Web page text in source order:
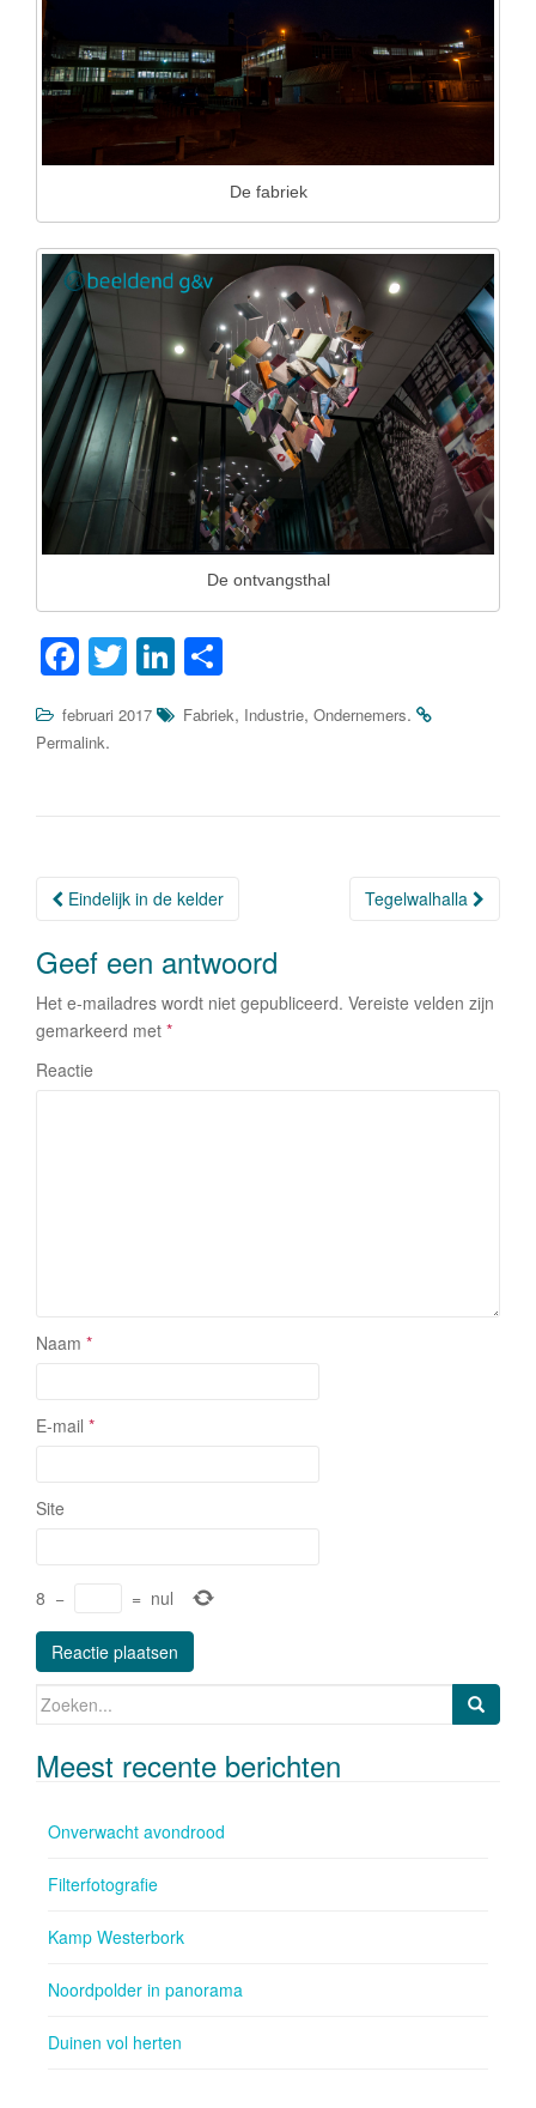
De fabriek
De ontvangsthal
F
c
o
T
tt
Li
k
e
februari 2017 Fabriek, Industrie, Ondernemers.
Permalink.
Berichtnavigatie
Eindelijk in de kelder Tegelwalhalla
Geef een antwoord
Het e-mailadres wordt niet gepubliceerd. Vereiste velden zijn
gemarkeerd met *
Reactie
Naam *
E-mail *
Site
8 − = nul
Zoeken naar:
Meest recente berichten
Onverwacht avondrood
Filterfotografie
Kamp Westerbork
Noordpolder in panorama
Duinen vol herten